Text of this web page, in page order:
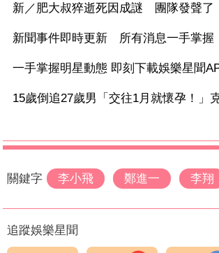
新／肥大叔猝逝死因成謎 團隊發聲了
新聞事件即時更新 所有消息一手掌握
一手掌握明星動態 即刻下載娛樂星聞
15歲倒追27歲男「交往1月就懷孕！」
關鍵字 李小飛 鄭進一 李翔
追蹤娛樂星聞